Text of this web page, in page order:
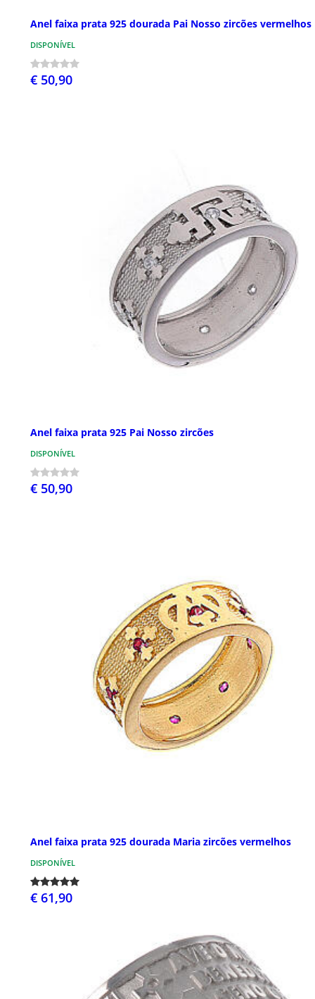
Anel faixa prata 925 dourada Pai Nosso zircões vermelhos
DISPONÍVEL
€ 50,90
Anel faixa prata 925 Pai Nosso zircões
DISPONÍVEL
€ 50,90
Anel faixa prata 925 dourada Maria zircões vermelhos
DISPONÍVEL
€ 61,90